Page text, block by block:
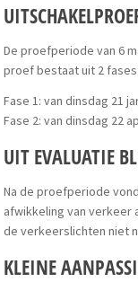
De proefperiode van 6
proef bestaat uit 2 fases:
Fase 1: van dinsdag 21
Fase 2: van dinsdag 22
UIT EVALUATIE
Na de proefperiode
afwikkeling van verkeer
de verkeerslichten niet
KLEINE